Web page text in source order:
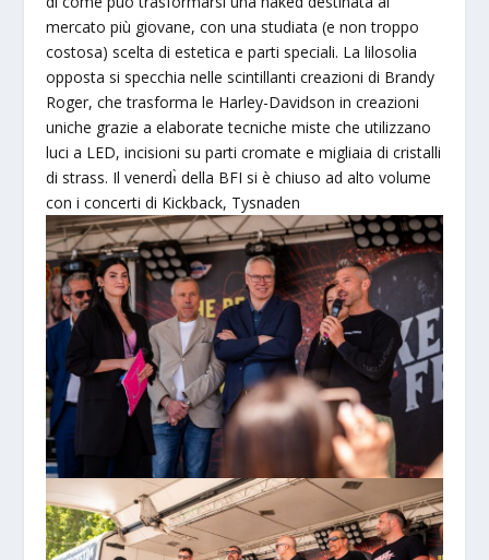
mercato più giovane, con una studiata (e non troppo
costosa) scelta di estetica e parti speciali. La lilosolia
opposta si specchia nelle scintillanti creazioni di Brandy
Roger, che trasforma le Harley-Davidson in creazioni
uniche grazie a elaborate tecniche miste che utilizzano
luci a LED, incisioni su parti cromate e migliaia di cristalli
di strass. Il venerdı̀ della BFI si è chiuso ad alto volume
con i concerti di Kickback, Tysnaden